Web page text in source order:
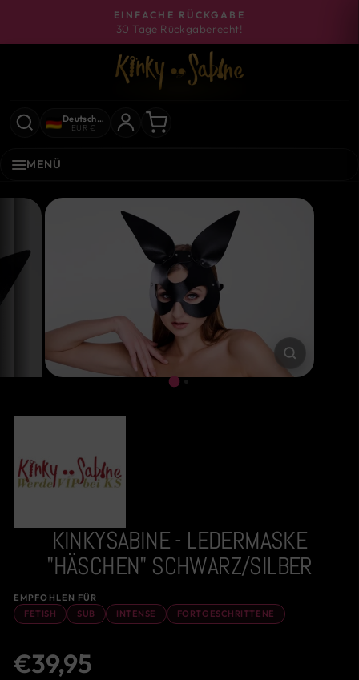
Inhalt
Pause
Diashow
EINFACHE RÜCKGABE
30 Tage Rückgaberecht!
Deutschland
EUR €
MENÜ
ESC)
KINKYSABINE - LEDERMASKE
"HÄSCHEN" SCHWARZ/SILBER
EMPFOHLEN FÜR
FETISH
SUB INTENSE FORTGESCHRITTENE
€39,95